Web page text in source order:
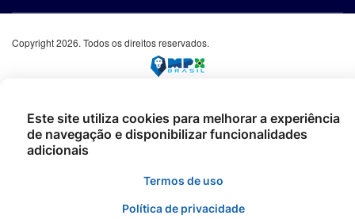
Copyright 2026. Todos os direitos reservados.
Este site utiliza cookies para melhorar a experiência
de navegação e disponibilizar funcionalidades
adicionais
Termos de uso
Política de privacidade